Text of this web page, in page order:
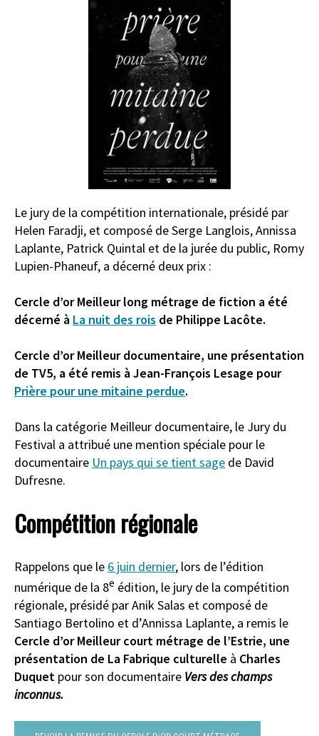
Le jury de la compétition internationale, présidé par
Helen Faradji, et composé de Serge Langlois, Annissa
Laplante, Patrick Quintal et de la jurée du public, Romy
Lupien-Phaneuf, a décerné deux prix :
Cercle d’or Meilleur long métrage de fiction a été
décerné à La nuit des rois de Philippe Lacôte.
Cercle d’or Meilleur documentaire, une présentation
de TV5, a été remis à Jean-François Lesage pour
Prière pour une mitaine perdue.
Dans la catégorie Meilleur documentaire, le Jury du
Festival a attribué une mention spéciale pour le
documentaire Un pays qui se tient sage de David
Dufresne.
Compétition régionale
Rappelons que le 6 juin dernier, lors de l’édition
numérique de la 8e édition, le jury de la compétition
régionale, présidé par Anik Salas et composé de
Santiago Bertolino et d’Annissa Laplante, a remis le
Cercle d’or Meilleur court métrage de l’Estrie, une
présentation de La Fabrique culturelle à Charles
Duquet pour son documentaire Vers des champs
inconnus.